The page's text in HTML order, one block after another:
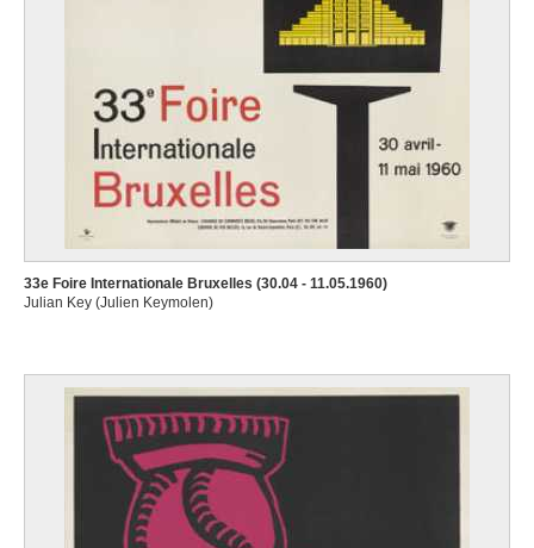
33e Foire Internationale Bruxelles (30.04 - 11.05.1960)
Julian Key (Julien Keymolen)